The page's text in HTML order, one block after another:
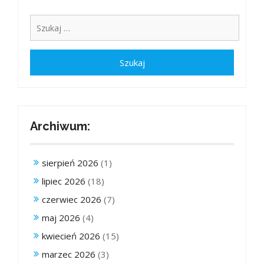
Archiwum:
sierpień 2026 (1)
lipiec 2026 (18)
czerwiec 2026 (7)
maj 2026 (4)
kwiecień 2026 (15)
marzec 2026 (3)